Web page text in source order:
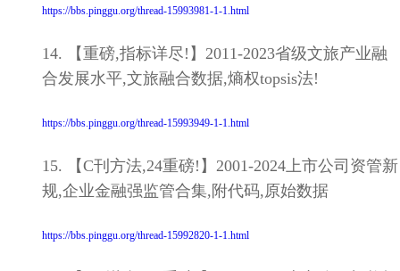
https://bbs.pinggu.org/thread-15993981-1-1.html
14. 【重磅,指标详尽!】2011-2023省级文旅产业融
合发展水平,文旅融合数据,熵权topsis法!
https://bbs.pinggu.org/thread-15993949-1-1.html
15. 【C刊方法,24重磅!】2001-2024上市公司资管新
规,企业金融强监管合集,附代码,原始数据
https://bbs.pinggu.org/thread-15992820-1-1.html